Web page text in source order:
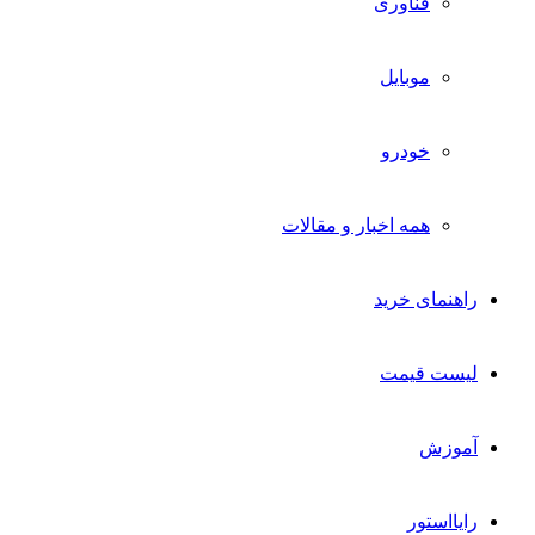
موبایل
خودرو
همه اخبار و مقالات
راهنمای خرید
لیست قیمت
آموزش
رایااستور